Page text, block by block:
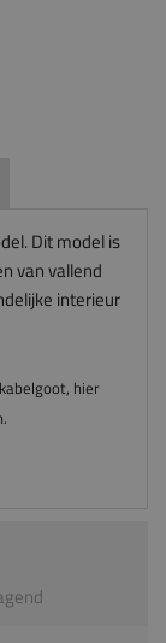
Dit model is
van vallend
interieur
hier